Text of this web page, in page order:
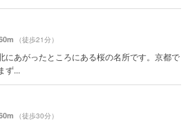
（徒歩21分）
にあがったところにある桜の名所です。京都で
ず...
（徒歩30分）